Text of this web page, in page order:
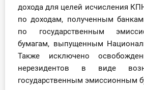
дохода для целей исчисления
по доходам, полученным
по государственным
бумагам, выпущенным
Также исключено
нерезидентов в виде
государственным эмиссионным